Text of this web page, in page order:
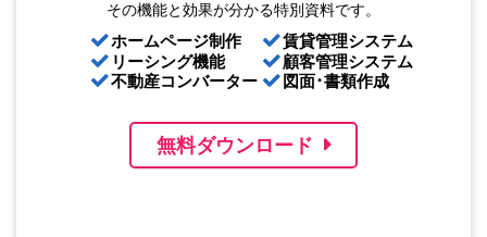
その機能と効果が分かる特別資料です。
ホームページ制作
リーシング機能
不動産コンバーター
賃貸管理システム
顧客管理システム
図面･書類作成
無料ダウンロード